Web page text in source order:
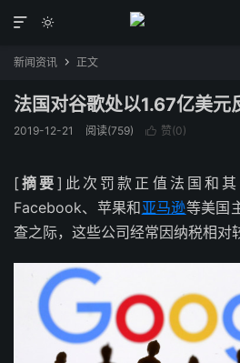


新闻资讯  正文
法国对谷歌处以1.67亿美元
2019-12-21 阅读(759)  赞(0)
[摘要 ]此次罚款正值法国和其
Facebook、苹果和亚马逊等美国
查之际，这些公司经常因纳税相对